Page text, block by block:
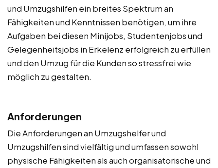
und Umzugshilfen ein breites Spektrum an
Fähigkeiten und Kenntnissen benötigen, um ihre
Aufgaben bei diesen Minijobs, Studentenjobs und
Gelegenheitsjobs in Erkelenz erfolgreich zu erfüllen
und den Umzug für die Kunden so stressfrei wie
möglich zu gestalten.
Anforderungen
Die Anforderungen an Umzugshelfer und
Umzugshilfen sind vielfältig und umfassen sowohl
physische Fähigkeiten als auch organisatorische und